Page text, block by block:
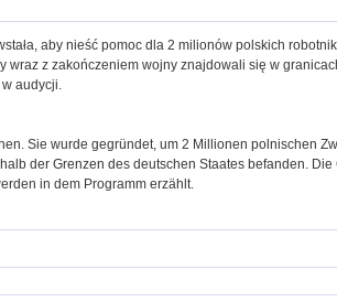
aby nieść pomoc dla 2 milionów polskich
z zakończeniem wojny znajdowali się w
audycji.
Sie wurde gegründet, um 2 Millionen polnischen
der Grenzen des deutschen Staates befanden. Die
in dem Programm erzählt.